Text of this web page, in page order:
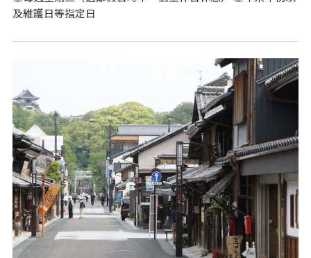
及維護日等指定日